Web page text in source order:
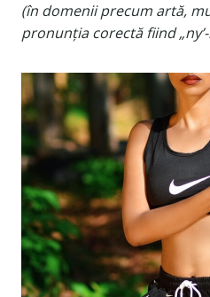
(în domenii precum artă,
pronunția corectă fiind „ny’-